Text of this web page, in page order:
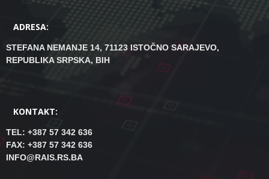
ADRESA:
STEFANA NEMANJE 14, 71123 ISTOČNO SARAJEVO,
REPUBLIKA SRPSKA, BIH
KONTAKT:
TEL: +387 57 342 636
FAX: +387 57 342 636
INFO@RAIS.RS.BA